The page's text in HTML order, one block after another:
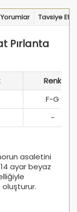
Yorumlar Tavsiye Et
Pırlanta
Renk
F-G
-
asaletini
14 ayar beyaz
oluşturur.